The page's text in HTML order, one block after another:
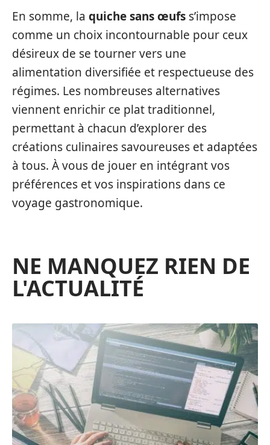
En somme, la quiche sans œufs s’impose
comme un choix incontournable pour ceux
désireux de se tourner vers une
alimentation diversifiée et respectueuse des
régimes. Les nombreuses alternatives
viennent enrichir ce plat traditionnel,
permettant à chacun d’explorer des
créations culinaires savoureuses et adaptées
à tous. À vous de jouer en intégrant vos
préférences et vos inspirations dans ce
voyage gastronomique.
NE MANQUEZ RIEN DE
L'ACTUALITÉ